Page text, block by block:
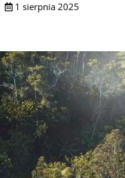
1 sierpnia 2025